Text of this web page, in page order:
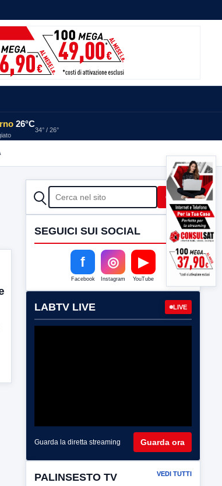
26°C
34° / 26°
CERCA Cerca
SEGUICI SUI SOCIAL
f
Facebook
◎
Instagram
▶
YouTube
LABTV LIVE LIVE
Guarda la diretta streaming Guarda ora
PALINSESTO TV VEDI TUTTI